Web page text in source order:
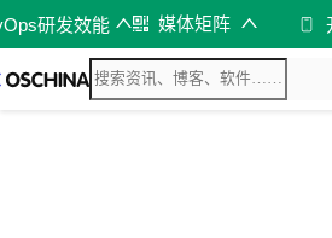
研发效能 媒体矩阵